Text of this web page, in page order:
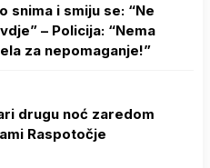
snima i smiju se: “Ne
– Policija: “Nema
za nepomaganje!”
drugu noć zaredom
Raspotočje